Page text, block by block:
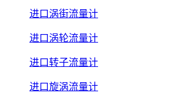
进口涡街流量计
进口涡轮流量计
进口转子流量计
进口旋涡流量计